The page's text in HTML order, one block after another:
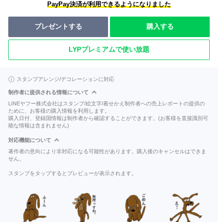
PayPay決済が利用できるようになりました
プレゼントする 購入する
LYPプレミアムで使い放題
スタンプアレンジ/デコレーションに対応
制作者に提供される情報について
LINEヤフー株式会社はスタンプ/絵文字/着せかえ制作者への売上レポートの提供の
ために、お客様の購入情報を利用します。
購入日付、登録国情報は制作者から確認することができます。(お客様を直接識別可
能な情報は含まれません)
対応機能について
著作者の意向により非対応になる可能性があります。購入後のキャンセルはできま
せん。
スタンプをタップするとプレビューが表示されます。